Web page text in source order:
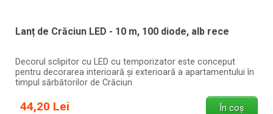
Lanț de Crăciun LED - 10 m, 100 diode, alb rece
Decorul sclipitor cu LED cu temporizator este conceput
pentru decorarea interioară și exterioară a apartamentului în
timpul sărbătorilor de Crăciun
44,20 Lei În coș